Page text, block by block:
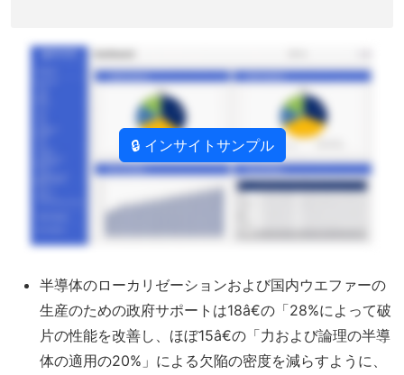
🔒 インサイトサンプル
半導体のローカリゼーションおよび国内ウエファーの
生産のための政府サポートは18â€の「28%によって破
片の性能を改善し、ほぼ15â€の「力および論理の半導
体の適用の20%」による欠陥の密度を減らすように、